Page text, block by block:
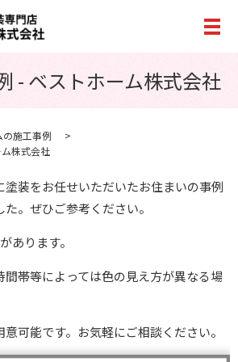
メ
- ベストホーム株式会社
の施工事例
株式会社
装をお任せいただいたお住まいの事例
。ぜひご参考ください。
あります。
帯等によっては色の見え方が異なる場
可能です。お気軽にご相談ください。